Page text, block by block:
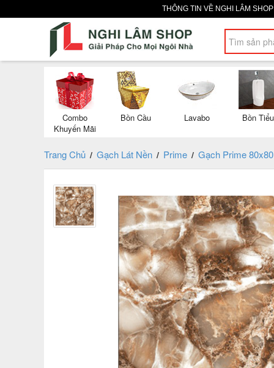
THÔNG TIN VỀ NGHI LÂM SHOP
Combo
Khuyến Mãi
Bồn Cầu Lavabo Bồn Tiểu
Trang Chủ / Gạch Lát Nền / Prime / Gạch Prime 80x80